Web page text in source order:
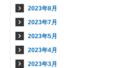
2023年8月
2023年7月
2023年5月
2023年4月
2023年3月